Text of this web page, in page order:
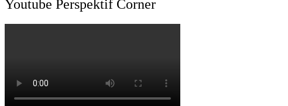
Youtube Perspektif Corner